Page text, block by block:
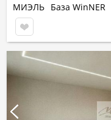
МИЭЛЬ База WinNER